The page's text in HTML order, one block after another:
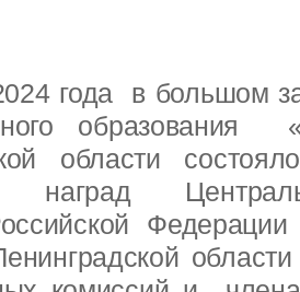
года в большом
образования
области
наград